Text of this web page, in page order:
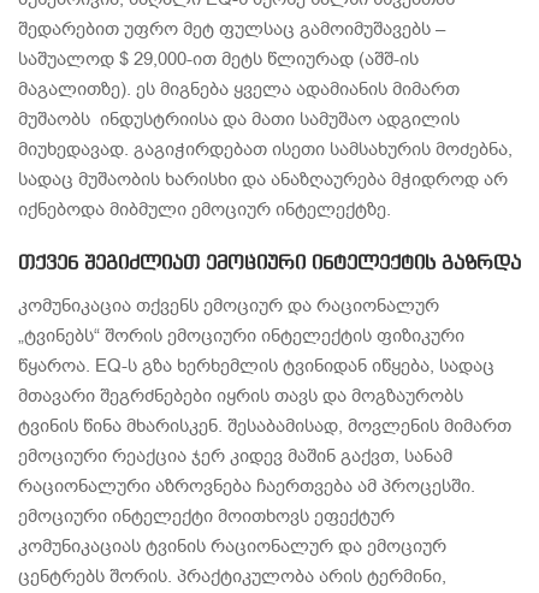
შედარებით უფრო მეტ ფულსაც გამოიმუშავებს –
საშუალოდ $ 29,000-ით მეტს წლიურად (აშშ-ის
მაგალითზე). ეს მიგნება ყველა ადამიანის მიმართ
მუშაობს ინდუსტრიისა და მათი სამუშაო ადგილის
მიუხედავად. გაგიჭირდებათ ისეთი სამსახურის მოძებნა,
სადაც მუშაობის ხარისხი და ანაზღაურება მჭიდროდ არ
იქნებოდა მიბმული ემოციურ ინტელექტზე.
თქვენ შეგიძლიათ ემოციური ინტელექტის გაზრდა
კომუნიკაცია თქვენს ემოციურ და რაციონალურ
„ტვინებს“ შორის ემოციური ინტელექტის ფიზიკური
წყაროა. EQ-ს გზა ხერხემლის ტვინიდან იწყება, სადაც
მთავარი შეგრძნებები იყრის თავს და მოგზაურობს
ტვინის წინა მხარისკენ. შესაბამისად, მოვლენის მიმართ
ემოციური რეაქცია ჯერ კიდევ მაშინ გაქვთ, სანამ
რაციონალური აზროვნება ჩაერთვება ამ პროცესში.
ემოციური ინტელექტი მოითხოვს ეფექტურ
კომუნიკაციას ტვინის რაციონალურ და ემოციურ
ცენტრებს შორის. პრაქტიკულობა არის ტერმინი,